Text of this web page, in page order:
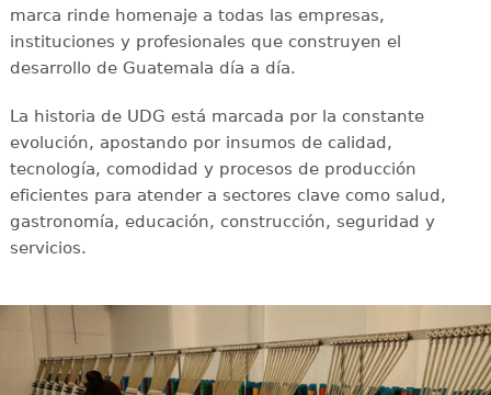
marca rinde homenaje a todas las empresas,
instituciones y profesionales que construyen el
desarrollo de Guatemala día a día.
La historia de UDG está marcada por la constante
evolución, apostando por insumos de calidad,
tecnología, comodidad y procesos de producción
eficientes para atender a sectores clave como salud,
gastronomía, educación, construcción, seguridad y
servicios.